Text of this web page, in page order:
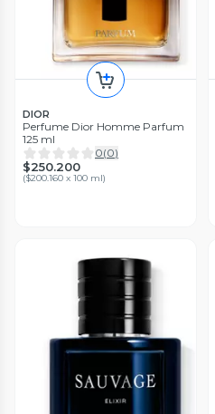
DIOR
Perfume Dior Homme Parfum
125 ml
0(0)
$250.200
($200.160 x 100 ml)